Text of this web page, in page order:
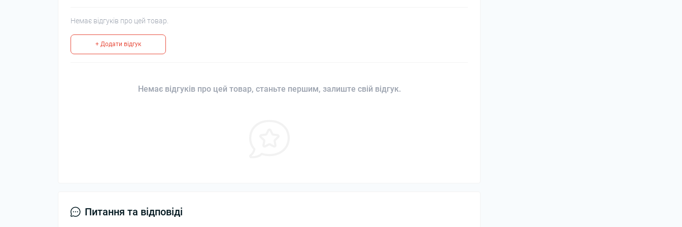
Немає відгуків про цей товар.
+ Додати відгук
Немає відгуків про цей товар, станьте першим, залиште свій відгук.
Питання та відповіді